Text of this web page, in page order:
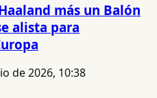
más un Balón
alista para
de 2026, 10:38